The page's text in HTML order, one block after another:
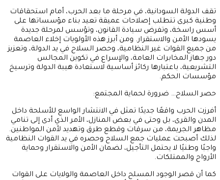
تقف الدولة السودانية، في مرحلة ما بعد الحرب، أمام استحقاقات
وطنية كبرى تتطلب إصلاحات عميقة تعيد بناء مؤسساتها على
أسس راسخة، وتفرض سيادة القانون، وتؤسس لمرحلة جديدة
يسودها الأمن والاستقرار. ومن أبرز هذه الأولويات إخلاء العاصمة
من جميع القوات غير النظامية، وحصر السلاح في يد الدولة، وتعزيز
دور جهاز المخابرات العامة، والإسراع في تكوين المجالس
التشريعية، باعتبارها ركائز أساسية لاستعادة هيبة الدولة وترسيخ
مؤسسات الحكم.
حصر السلاح… ضرورة لحماية المجتمع:
أفرزت الحرب واقعًا جديدًا تمثل في الانتشار الواسع للأسلحة داخل
المدن والقرى، بل وحتى في بعض المنازل، الأمر الذي أدى إلى تنامي
مظاهر الجريمة، من سرقات وقطع طرق وتهديد لأمن المواطنين.
لذلك أصبحت عمليات جمع السلاح وحصره في يد القوات النظامية
واجبًا وطنيًا لا يحتمل التأجيل، لضمان الأمن والاستقرار وحماية
الأرواح والممتلكات.
كما أن قصر الوجود المسلح داخل العاصمة والولايات على القوات